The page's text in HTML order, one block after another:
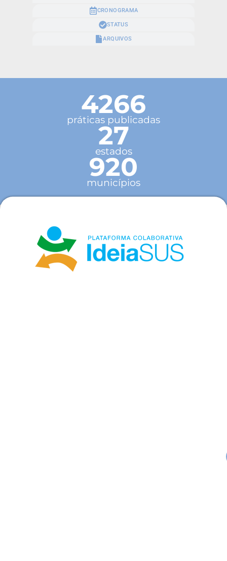
CRONOGRAMA
STATUS
ARQUIVOS
4266
práticas publicadas
27
estados
920
municípios